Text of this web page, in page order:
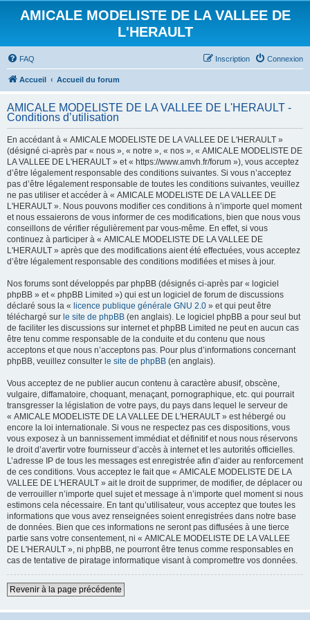
AMICALE MODELISTE DE LA VALLEE DE
L'HERAULT
FAQ Connexion
Inscription
Accueil Accueil du forum
AMICALE MODELISTE DE LA VALLEE DE L'HERAULT -
Conditions d’utilisation
En accédant à « AMICALE MODELISTE DE LA VALLEE DE L'HERAULT »
(désigné ci-après par « nous », « notre », « nos », « AMICALE MODELISTE DE
LA VALLEE DE L'HERAULT » et « https://www.amvh.fr/forum »), vous acceptez
d’être légalement responsable des conditions suivantes. Si vous n’acceptez
pas d’être légalement responsable de toutes les conditions suivantes, veuillez
ne pas utiliser et accéder à « AMICALE MODELISTE DE LA VALLEE DE
L'HERAULT ». Nous pouvons modifier ces conditions à n’importe quel moment
et nous essaierons de vous informer de ces modifications, bien que nous vous
conseillons de vérifier régulièrement par vous-même. En effet, si vous
continuez à participer à « AMICALE MODELISTE DE LA VALLEE DE
L'HERAULT » après que des modifications aient été effectuées, vous acceptez
d’être légalement responsable des conditions modifiées et mises à jour.
Nos forums sont développés par phpBB (désignés ci-après par « logiciel
phpBB » et « phpBB Limited ») qui est un logiciel de forum de discussions
déclaré sous la « licence publique générale GNU 2.0 » et qui peut être
téléchargé sur le site de phpBB (en anglais). Le logiciel phpBB a pour seul but
de faciliter les discussions sur internet et phpBB Limited ne peut en aucun cas
être tenu comme responsable de la conduite et du contenu que nous
acceptons et que nous n’acceptons pas. Pour plus d’informations concernant
phpBB, veuillez consulter le site de phpBB (en anglais).
Vous acceptez de ne publier aucun contenu à caractère abusif, obscène,
vulgaire, diffamatoire, choquant, menaçant, pornographique, etc. qui pourrait
transgresser la législation de votre pays, du pays dans lequel le serveur de
« AMICALE MODELISTE DE LA VALLEE DE L'HERAULT » est hébergé ou
encore la loi internationale. Si vous ne respectez pas ces dispositions, vous
vous exposez à un bannissement immédiat et définitif et nous nous réservons
le droit d’avertir votre fournisseur d’accès à internet et les autorités officielles.
L’adresse IP de tous les messages est enregistrée afin d’aider au renforcement
de ces conditions. Vous acceptez le fait que « AMICALE MODELISTE DE LA
VALLEE DE L'HERAULT » ait le droit de supprimer, de modifier, de déplacer ou
de verrouiller n’importe quel sujet et message à n’importe quel moment si nous
estimons cela nécessaire. En tant qu’utilisateur, vous acceptez que toutes les
informations que vous avez renseignées soient enregistrées dans notre base
de données. Bien que ces informations ne seront pas diffusées à une tierce
partie sans votre consentement, ni « AMICALE MODELISTE DE LA VALLEE
DE L'HERAULT », ni phpBB, ne pourront être tenus comme responsables en
cas de tentative de piratage informatique visant à compromettre vos données.
Revenir à la page précédente